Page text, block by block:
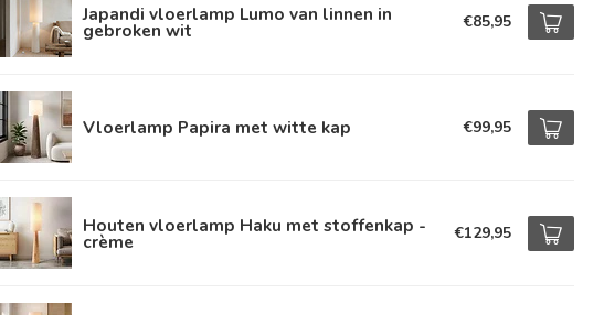
Japandi vloerlamp Lumo van linnen in
gebroken wit €85,95
Vloerlamp Papira met witte kap €99,95
Houten vloerlamp Haku met stoffenkap -
crème €129,95